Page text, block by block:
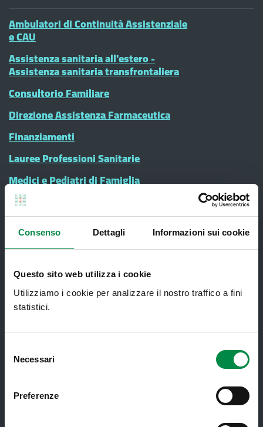
Consenso Dettagli Informazioni sui cookie
Questo sito web utilizza i cookie
Utilizziamo i cookie per analizzare il nostro traffico a fini
statistici.
delNecessari
Preferenze
Ambulatori di Continuità Assistenziale
e CAU
Assistenza sanitaria all'estero -
Assistenza sanitaria transfrontaliera
Consultorio Familiare
Direzione Assistenza Farmaceutica
Finanziamenti
Lauree Professioni Sanitarie
Medici e Pediatri di Famiglia
Nucleo di Cure Primarie (NCP)
Punto Unico di Accesso integrato
sanitario e sociale (PUA)
Sanità Pubblica
Screening oncologici
Digitale
Sportello Unico Distrettuale
Servizi